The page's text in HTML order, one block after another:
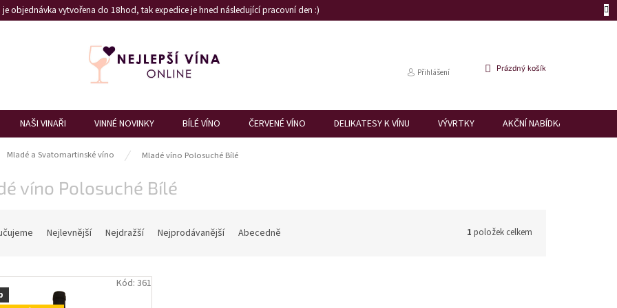
objednávka vytvořena do 18hod, tak expedice je hned následující pracovní den :)
Přihlášení
NÁKUPNÍ
Prázdný košík
NAŠI VINAŘI VINNÉ NOVINKY BÍLÉ VÍNO ČERVENÉ VÍNO DELIKATESY K VÍNU VÝVRTKY AKČNÍ NABÍDKA
Mladé a Svatomartinské víno Mladé víno Polosuché Bílé
víno Polosuché Bílé
Nejlevnější Nejdražší Nejprodávanější Abecedně 1 položek celkem
Kód: 361